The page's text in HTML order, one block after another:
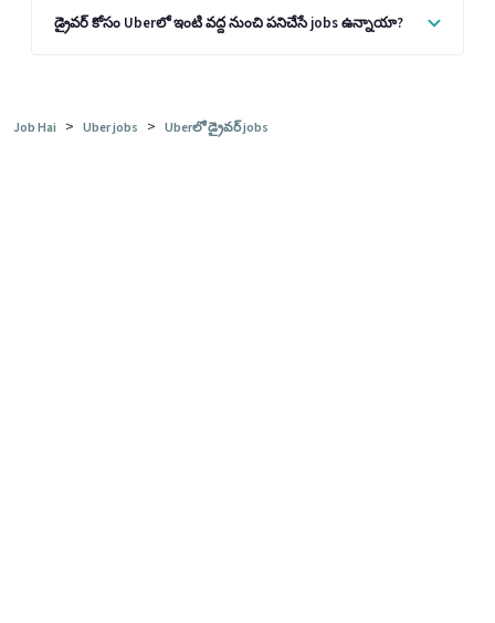
డ్రైవర్ కోసం Uberలో ఇంటి వద్ద నుంచి పనిచేసే jobs ఉన్నాయా?
Job Hai > Uber jobs > Uberలో డ్రైవర్ jobs